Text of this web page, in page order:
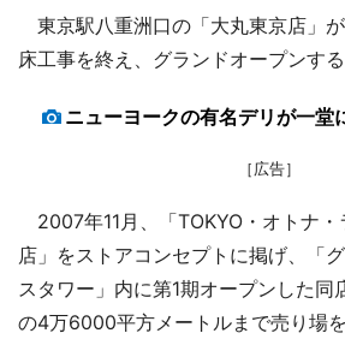
東京駅八重洲口の「大丸東京店」
床工事を終え、グランドオープンする
ニューヨークの有名デリが一堂
［広告］
2007年11月、「TOKYO・オトナ
店」をストアコンセプトに掲げ、「
スタワー」内に第1期オープンした同
の4万6000平方メートルまで売り場を